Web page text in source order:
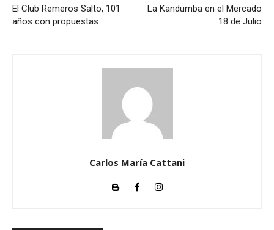
El Club Remeros Salto, 101
años con propuestas
La Kandumba en el Mercado
18 de Julio
Carlos María Cattani